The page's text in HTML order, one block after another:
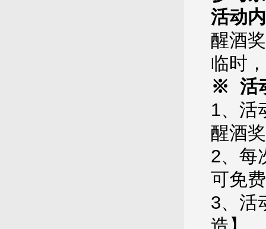
活动
醒酒
临时
※ 活
1、活
醒酒
2、每
可免
3、活